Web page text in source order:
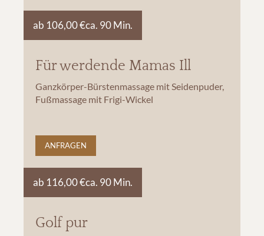
Für werdende Mamas Ill
ab 106,00 €ca. 90 Min.
Ganzkörper-Bürstenmassage mit Seidenpuder,
Fußmassage mit Frigi-Wickel
ANFRAGEN
Golf pur
ab 116,00 €ca. 90 Min.